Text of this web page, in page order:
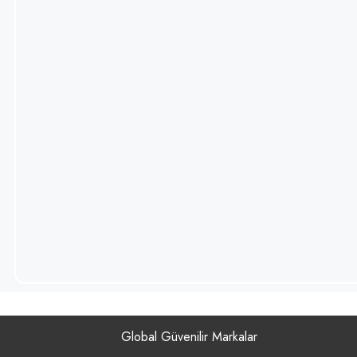
Vitargo
Global Güvenilir Markalar